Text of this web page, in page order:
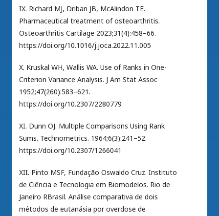
IX. Richard MJ, Driban JB, McAlindon TE.
Pharmaceutical treatment of osteoarthritis.
Osteoarthritis Cartilage 2023;31(4):458–66.
https://doi.org/10.1016/j.joca.2022.11.005
X. Kruskal WH, Wallis WA. Use of Ranks in One-
Criterion Variance Analysis. J Am Stat Assoc
1952;47(260):583–621.
https://doi.org/10.2307/2280779
XI. Dunn OJ. Multiple Comparisons Using Rank
Sums. Technometrics. 1964;6(3):241–52.
https://doi.org/10.2307/1266041
XII. Pinto MSF, Fundação Oswaldo Cruz. Instituto
de Ciência e Tecnologia em Biomodelos. Rio de
Janeiro RBrasil. Análise comparativa de dois
métodos de eutanásia por overdose de